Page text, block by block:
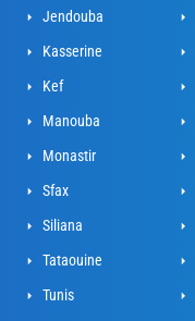
Jendouba
Kasserine
Kef
Manouba
Monastir
Sfax
Siliana
Tataouine
Tunis